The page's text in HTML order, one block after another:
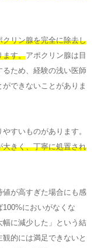
クリン腺を完全に除去し
ます。アポクリン腺は目
ため、経験の浅い医師
できないことがありま
すいものがあります。
きく、丁寧に処置され
が高すぎた場合にも感
100%においがなくな
に減少した」という結
的には満足できないと